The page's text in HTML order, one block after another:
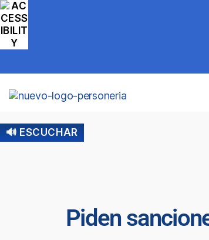
🔊 ESCUCHAR
Piden